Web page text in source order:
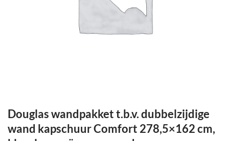
Douglas wandpakket t.b.v. dubbelzijdige
wand kapschuur Comfort 278,5×162 cm,